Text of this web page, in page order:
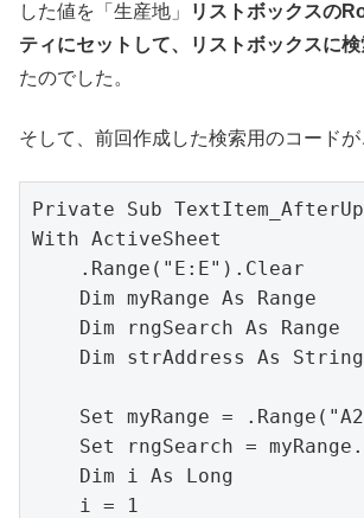
した値を「生産地」
リストボックスの
ティにセットして、リストボックスに
たのでした。
そして、前回作成した検索用のコードが
Private Sub
With ActiveSheet
.Range("E:E").Clear
Dim myRange As Range
Dim rngSearch As Range
Dim strAddress As String
Set myRange =
Set rngSearch =
Dim i As Long
i = 1